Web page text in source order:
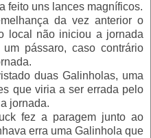
feito uns lances magníficos.
da vez anterior o
local não iniciou a jornada
pássaro, caso contrário
duas Galinholas, uma
que viria a ser errada pelo
jornada.
fez a paragem junto ao
erra uma Galinhola que